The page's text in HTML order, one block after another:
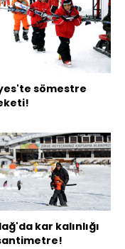
sömestre
kar kalınlığı